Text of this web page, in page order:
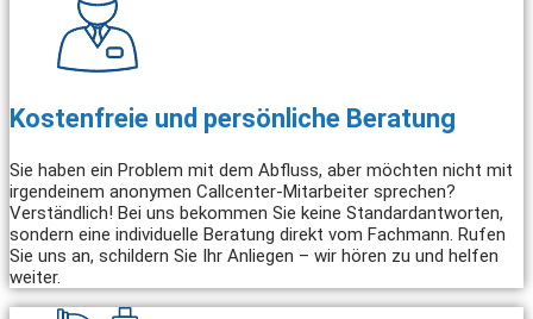
Kostenfreie und persönliche Beratung
Sie haben ein Problem mit dem Abfluss, aber möchten nicht mit
irgendeinem anonymen Callcenter-Mitarbeiter sprechen?
Verständlich! Bei uns bekommen Sie keine Standardantworten,
sondern eine individuelle Beratung direkt vom Fachmann. Rufen
Sie uns an, schildern Sie Ihr Anliegen – wir hören zu und helfen
weiter.